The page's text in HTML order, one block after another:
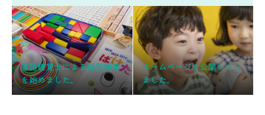
言語聴覚士による個別療育
を始めました。
ホームページを公開いたし
ました。